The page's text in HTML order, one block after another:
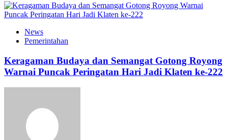
News
Pemerintahan
Keragaman Budaya dan Semangat Gotong Royong
Warnai Puncak Peringatan Hari Jadi Klaten ke-222